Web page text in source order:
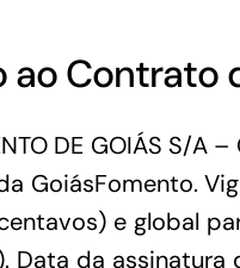
ao
DE GOIÁS S/A
GoiásFomento.
e global
Data da